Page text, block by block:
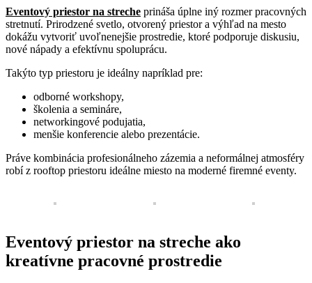
Eventový priestor na streche prináša úplne iný rozmer pracovných
stretnutí. Prirodzené svetlo, otvorený priestor a výhľad na mesto
dokážu vytvoriť uvoľnenejšie prostredie, ktoré podporuje diskusiu,
nové nápady a efektívnu spoluprácu.
Takýto typ priestoru je ideálny napríklad pre:
odborné workshopy,
školenia a semináre,
networkingové podujatia,
menšie konferencie alebo prezentácie.
Práve kombinácia profesionálneho zázemia a neformálnej atmosféry
robí z rooftop priestoru ideálne miesto na moderné firemné eventy.
Eventový priestor na streche ako
kreatívne pracovné prostredie